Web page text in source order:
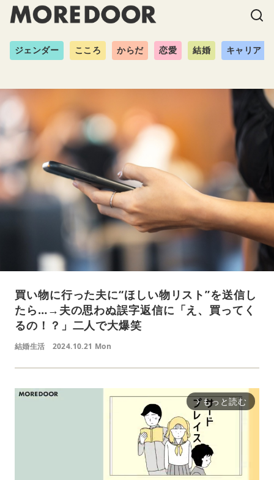
ジェンダー こころ からだ 恋愛 結婚 キャリア
買い物に行った夫に“ほしい物リスト”を送信し
たら…→夫の思わぬ誤字返信に「え、買ってく
るの！？」二人で大爆笑
結婚生活 2024.10.21 Mon
arrow_forward_ios もっと読む